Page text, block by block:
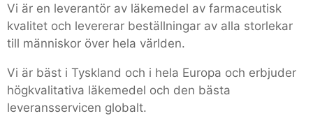
Vi är en leverantör av läkemedel av farmaceutisk
kvalitet och levererar beställningar av alla storlekar
till människor över hela världen.
Vi är bäst i Tyskland och i hela Europa och erbjuder
högkvalitativa läkemedel och den bästa
leveransservicen globalt.